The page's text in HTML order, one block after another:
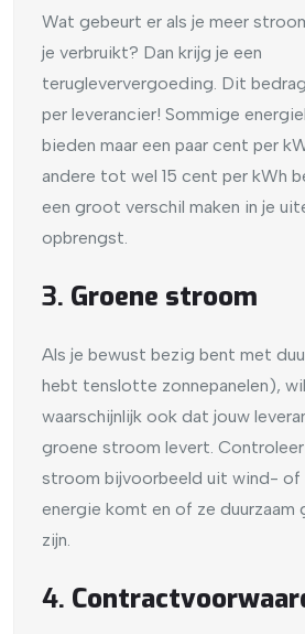
Wat gebeurt er als je meer
je verbruikt? Dan krijg je een
terugleververgoeding. Dit
per leverancier! Sommige
bieden maar een paar cent per
andere tot wel 15 cent per kWh
een groot verschil maken in je
opbrengst.
3. Groene stroom
Als je bewust bezig bent met
hebt tenslotte zonnepanelen),
waarschijnlijk ook dat jouw
groene stroom levert.
stroom bijvoorbeeld uit wind- of
energie komt en of ze
zijn.
4.